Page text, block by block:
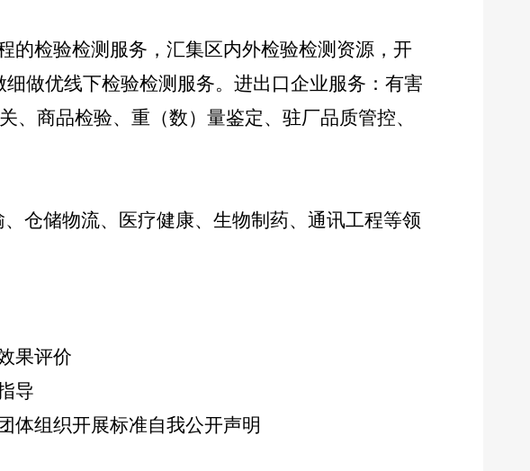
的检验检测服务，汇集区内外检验检测资源，开
做优线下检验检测服务。进出口企业服务：有害
商品检验、重（数）量鉴定、驻厂品质管控、
仓储物流、医疗健康、生物制药、通讯工程等领
果评价
导
体组织开展标准自我公开声明